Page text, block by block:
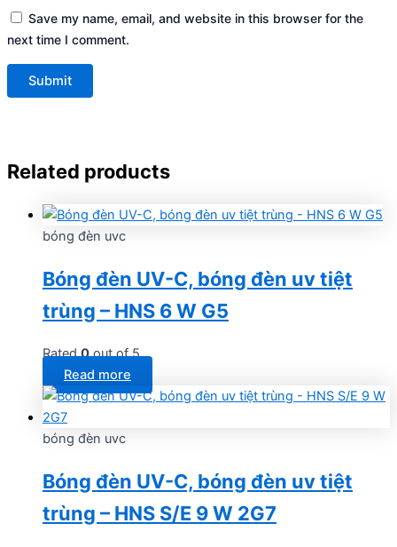
Save my name, email, and website in this browser for the
next time I comment.
Related products
bóng đèn uvc
Bóng đèn UV-C, bóng đèn uv tiệt
trùng – HNS 6 W G5
Rated0out of 5
Read more
bóng đèn uvc
Bóng đèn UV-C, bóng đèn uv tiệt
trùng – HNS S/E 9 W 2G7